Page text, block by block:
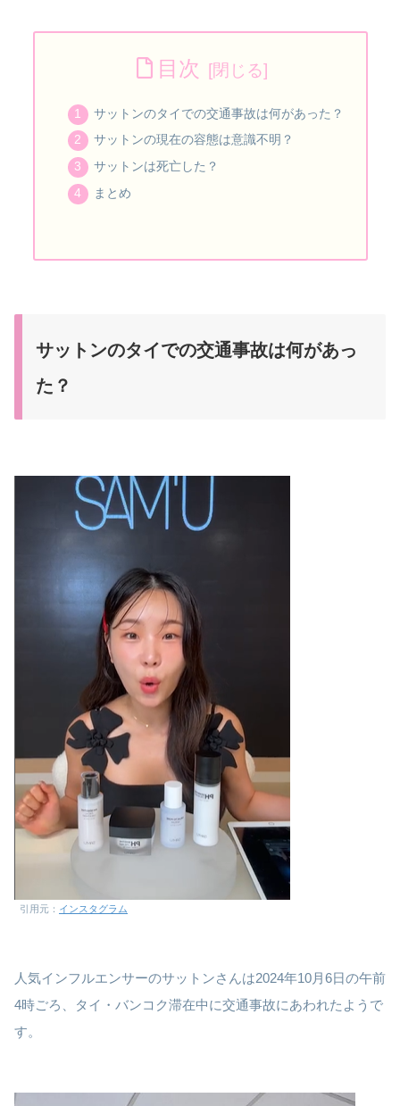
目次
サットンのタイでの交通事故は何があった？
サットンの現在の容態は意識不明？
サットンは死亡した？
まとめ
サットンのタイでの交通事故は何があっ
た？
引用元： インスタグラム
人気インフルエンサーのサットンさんは2024年10月6日の午前
4時ごろ、タイ・バンコク滞在中に交通事故にあわれたようで
す。